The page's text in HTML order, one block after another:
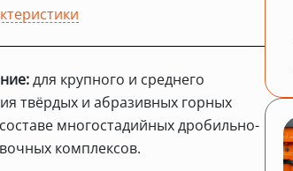
для крупного и среднего
твёрдых и абразивных горных
многостадийных дробильно-
комплексов.